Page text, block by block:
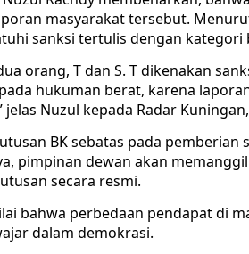
masyarakat tersebut.
sanksi tertulis dengan kategori
orang, T dan S. T dikenakan
hukuman berat, karena
Nuzul kepada Radar
BK sebatas pada
pimpinan dewan akan
secara resmi.
bahwa perbedaan pendapat di
dalam demokrasi.